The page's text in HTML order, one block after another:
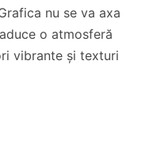
nu se va axa
o atmosferă
vibrante și texturi